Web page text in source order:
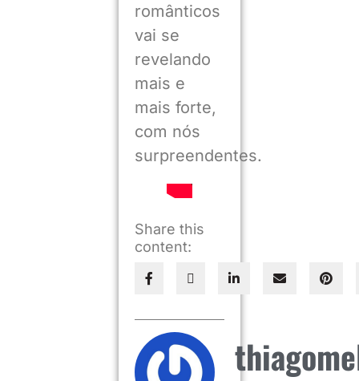
românticos
vai se
revelando
mais e
mais forte,
com nós
surpreendentes.
Share this
content: